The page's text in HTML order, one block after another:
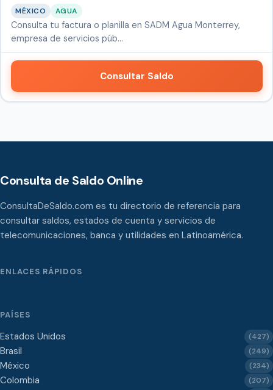
MÉXICO AGUA
Consulta tu factura o planilla en SADM Agua Monterrey,
empresa de servicios púb…
Consultar Saldo
Consulta de Saldo Online
ConsultaDeSaldo.com es tu directorio de referencia para
consultar saldos, estados de cuenta y servicios de
telecomunicaciones, banca y utilidades en Latinoamérica.
ENLACES RÁPIDOS
PAÍSES
Estados Unidos (427)
Brasil (249)
México (234)
Colombia (207)